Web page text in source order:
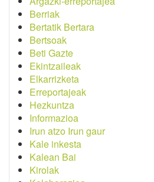
Berriak
Bertatik Bertara
Bertsoak
Beti Gazte
Ekintzaileak
Elkarrizketa
Erreportajeak
Hezkuntza
Informazioa
Irun atzo Irun gaur
Kale inkesta
Kalean Bai
Kirolak